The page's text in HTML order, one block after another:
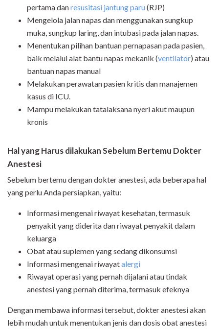
pertama danresusitasi jantung paru(RJP)
Mengelola jalan napas dan menggunakan sungkup
muka, sungkup laring, dan intubasi pada jalan napas.
Menentukan pilihan bantuan pernapasan pada pasien,
baik melalui alat bantu napas mekanik (ventilator) atau
bantuan napas manual
Melakukan perawatan pasien kritis dan manajemen
kasus di ICU.
Mampu melakukan tatalaksana nyeri akut maupun
kronis
Hal yang Harus dilakukan Sebelum Bertemu Dokter
Anestesi
Sebelum bertemu dengan dokter anestesi, ada beberapa hal
yang perlu Anda persiapkan, yaitu:
Informasi mengenai riwayat kesehatan, termasuk
penyakit yang diderita dan riwayat penyakit dalam
keluarga
Obat atau suplemen yang sedang dikonsumsi
Informasi mengenai riwayatalergi
Riwayat operasi yang pernah dijalani atau tindak
anestesi yang pernah diterima, termasuk efeknya
Dengan membawa informasi tersebut, dokter anestesi akan
lebih mudah untuk menentukan jenis dan dosis obat anestesi